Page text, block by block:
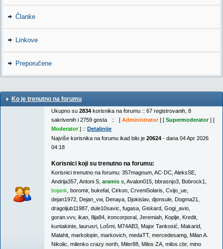
Članke
Linkove
Preporučene
Ko je trenutno na forumu
Ukupno su 2834 korisnika na forumu :: 67 registrovanih, 8
sakrivenih i 2759 gosta :: [ Administrator] [ Supermoderator] [
Moderator] :: Detaljnije
Najviše korisnika na forumu ikad bilo je 20624 - dana 04 Apr 2026
04:18
Korisnici koji su trenutno na forumu:
Korisnici trenutno na forumu: 357magnum AC-DC AleksSE
Andrija357 Antoni S aramis s Avalon015 bbrasnjo3 Bobrock1
bojank boromir, bukefal Cirkon CrveniSolaris Cvijo_ue
dejan1972 Dejan_vw, Denaya Djokislav, djonsule Dogma21
dragoljub11987 dule10savic fugasa Giskard Gogi_avio
goran.vvv, ikan Ilija84 ironcorporal Jeremiah Koplje Kredit
kuntakinte laurusri Lošmi M74AB3 Major Tankosić Makarid
Malahit markolopin markovich medaTT, mercedesamg Milan A.
Nikolic milenko crazy north Miler88 Milos ZA milos.cbr, mino